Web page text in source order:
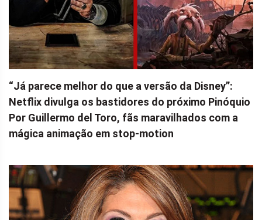
“Já parece melhor do que a versão da Disney”:
Netflix divulga os bastidores do próximo Pinóquio
Por Guillermo del Toro, fãs maravilhados com a
mágica animação em stop-motion